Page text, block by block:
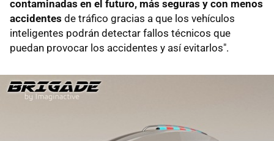
contaminadas en el futuro, más seguras y con menos
accidentes de tráfico gracias a que los vehículos
inteligentes podrán detectar fallos técnicos que
puedan provocar los accidentes y así evitarlos".